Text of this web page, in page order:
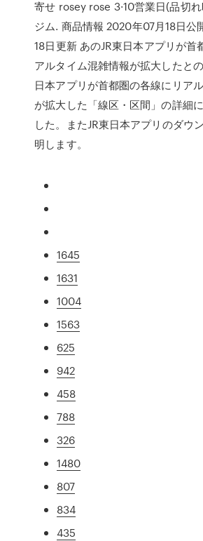
寄せ rosey rose 3·10営業日(品切
ジム. 商品情報 2020年07月18日公
18日更新 あのJR東日本アプリが首
アルタイム混雑情報が拡大したと
日本アプリが首都圏の各線にリア
が拡大した「線区・区間」の詳細
した。またJR東日本アプリのダウ
明します。
1645
1631
1004
1563
625
942
458
788
326
1480
807
834
435